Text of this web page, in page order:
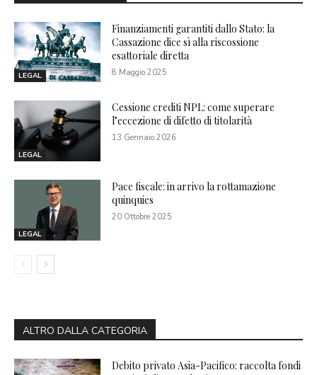
LEGAL
Finanziamenti garantiti dallo Stato: la
Cassazione dice sì alla riscossione
esattoriale diretta
8 Maggio 2025
LEGAL
Cessione crediti NPL: come superare
l’eccezione di difetto di titolarità
13 Gennaio 2026
LEGAL
Pace fiscale: in arrivo la rottamazione
quinquies
20 Ottobre 2025
ALTRO DALLA CATEGORIA
Debito privato Asia-Pacifico: raccolta fondi